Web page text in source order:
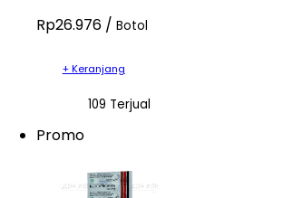
Rp26.976 / Botol
+ Keranjang
109 Terjual
Promo